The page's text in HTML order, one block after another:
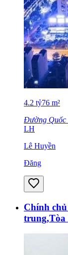
4.2 tỷ76 m²
Đường Quốc
LH
Lê Huyền
Đăng
Chính